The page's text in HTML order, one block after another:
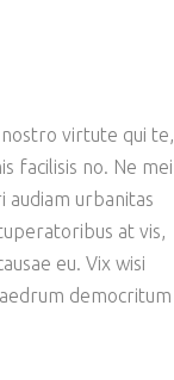
virtute qui te,
facilisis no. Ne mei
audiam urbanitas
at vis,
eu. Vix wisi
democritum